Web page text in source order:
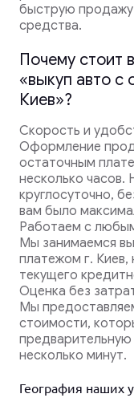
быструю продажу
средства.
Почему стоит
«выкуп авто с
Киев»?
Скорость и
Оформление
остаточным
несколько
круглосуточно,
вам было
Работаем с
Мы занимаемся
платежом г. Киев,
текущего
Оценка без
Мы
стоимости,
несколько минут.
География наших